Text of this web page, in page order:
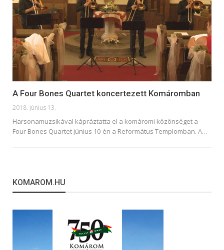
A Four Bones Quartet koncertezett Komáromban
2018. június 13.
Harsonamuzsikával kápráztatta el a komáromi közönséget a
Four Bones Quartet június 10-én a Református Templomban. A…
KOMAROM.HU